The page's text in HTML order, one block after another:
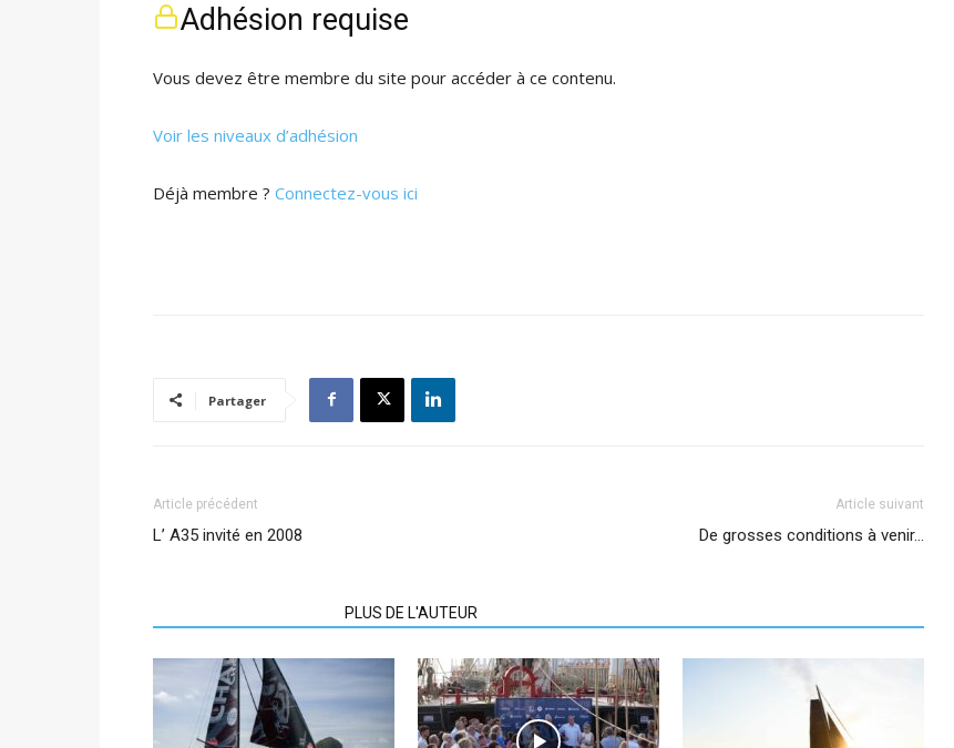
Adhésion requise
Vous devez être membre du site pour accéder à ce contenu.
Voir les niveaux d’adhésion
Déjà membre ? Connectez-vous ici
Partager
Article précédent
L’ A35 invité en 2008
Article suivant
De grosses conditions à venir…
PLUS DE L'AUTEUR